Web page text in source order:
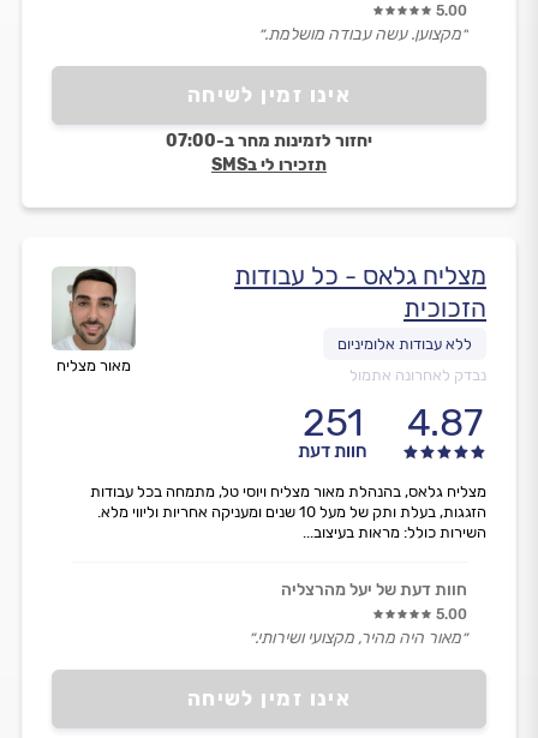
אינו זמין לשיחה
יחזור לזמינות מחר ב-07:00
תזכירו לי בSMS
5.00
״מקצוען. עשה עבודה מושלמת.״
מאור מצליח
מצליח גלאס - כל עבודות
הזכוכית
נבדק לאחרונה אתמול
4.87
251
חוות דעת
אינו זמין לשיחה
מצליח גלאס, בהנהלת מאור מצליח ויוסי טל, מתמחה בכל עבודות
הזגגות, בעלת ותק של מעל 10 שנים ומעניקה אחריות וליווי מלא.
השירות כולל: מראות בעיצוב...
חוות דעת של יעל מהרצליה
5.00
״מאור היה מהיר, מקצועי ושירותי.״